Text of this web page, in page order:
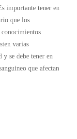
importante tener en
que los
conocimientos
varias
y se debe tener en
que afectan